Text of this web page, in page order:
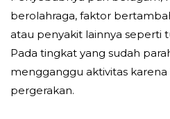
berolahraga, faktor
atau penyakit lainnya seperti
Pada tingkat yang sudah
mengganggu aktivitas
pergerakan.